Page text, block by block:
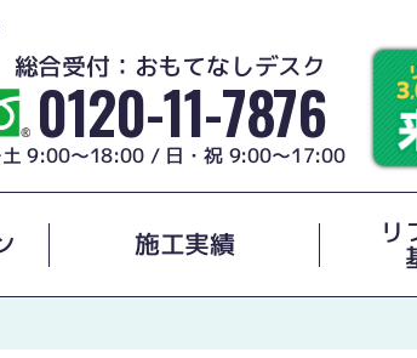
総合受付：おもてなしデスク
0120-11-7876
土 9:00～18:00 / 日・祝 9:00～17:00
施工実績 リ